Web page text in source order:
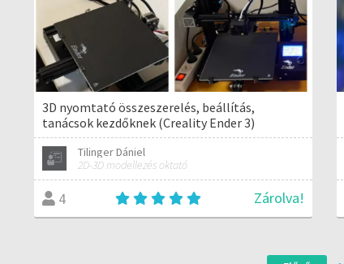
3D nyomtató összeszerelés, beállítás,
tanácsok kezdőknek (Creality Ender 3)
Tilinger Dániel
2D-3D modellezés oktató
4 Zárolva!